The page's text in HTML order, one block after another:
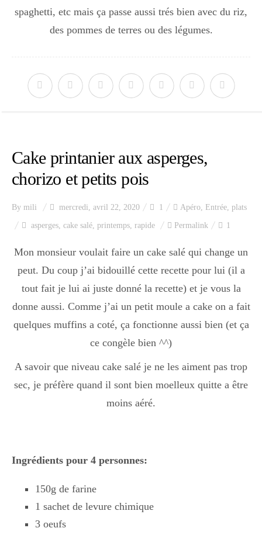
spaghetti, etc mais ça passe aussi trés bien avec du riz,
des pommes de terres ou des légumes.
Cake printanier aux asperges,
chorizo et petits pois
By mili mercredi, avril 22, 2020 1 Apéro, Entrée, plats
asperges, cake salé, printemps, rapide Permalink 1
Mon monsieur voulait faire un cake salé qui change un
peut. Du coup j’ai bidouillé cette recette pour lui (il a
tout fait je lui ai juste donné la recette) et je vous la
donne aussi. Comme j’ai un petit moule a cake on a fait
quelques muffins a coté, ça fonctionne aussi bien (et ça
ce congèle bien ^^)
A savoir que niveau cake salé je ne les aiment pas trop
sec, je préfère quand il sont bien moelleux quitte a être
moins aéré.
Ingrédients pour 4 personnes:
150g de farine
1 sachet de levure chimique
3 oeufs